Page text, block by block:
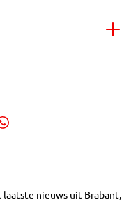
laatste nieuws uit Brabant,